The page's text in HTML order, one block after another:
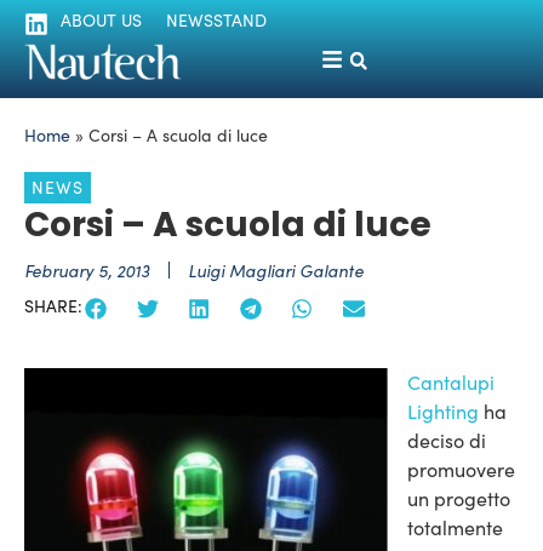
ABOUT US NEWSSTAND
Home » Corsi – A scuola di luce
NEWS
Corsi – A scuola di luce
February 5, 2013 Luigi Magliari Galante
SHARE:
Cantalupi
Lighting ha
deciso di
promuovere
un progetto
totalmente